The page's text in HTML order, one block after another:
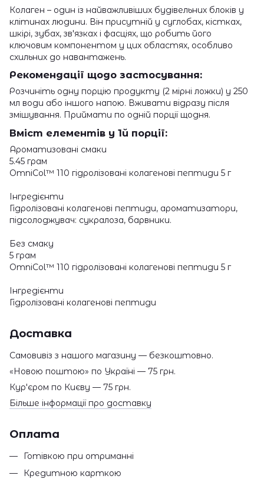
Колаген – один із найважливіших будівельних блоків у
клітинах людини. Він присутній у суглобах, кістках,
шкірі, зубах, зв'язках і фасціях, що робить його
ключовим компонентом у цих областях, особливо
схильних до навантажень.
Рекомендації щодо застосування:
Розчиніть одну порцію продукту (2 мірні ложки) у 250
мл води або іншого напою. Вживати відразу після
змішування. Приймати по одній порції щодня.
Вміст елементів у 1й порції:
Ароматизовані смаки
5.45 грам
OmniCol™ 110 гідролізовані колагенові пептиди 5 г
Інгредієнти
Гідролізовані колагенові пептиди, ароматизатори,
підсолоджувач: сукралоза, барвники.
Без смаку
5 грам
OmniCol™ 110 гідролізовані колагенові пептиди 5 г
Інгредієнти
Гідролізовані колагенові пептиди
Доставка
Самовивіз з нашого магазину — безкоштовно.
«Новою поштою» по Україні — 75 грн.
Кур'єром по Києву — 75 грн.
Більше інформації про доставку
Оплата
Готівкою при отриманні
Кредитною карткою